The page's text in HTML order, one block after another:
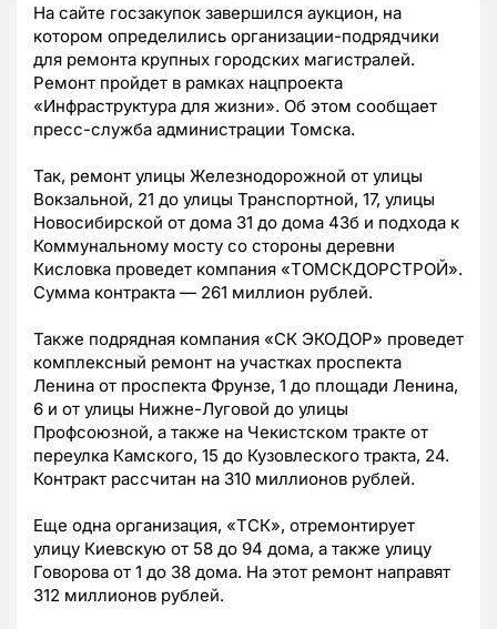
На сайте госзакупок завершился аукцион, на
котором определились организации-подрядчики
для ремонта крупных городских магистралей.
Ремонт пройдет в рамках нацпроекта
«Инфраструктура для жизни». Об этом сообщает
пресс-служба администрации Томска.
Так, ремонт улицы Железнодорожной от улицы
Вокзальной, 21 до улицы Транспортной, 17, улицы
Новосибирской от дома 31 до дома 43б и подхода к
Коммунальному мосту со стороны деревни
Кисловка проведет компания «ТОМСКДОРСТРОЙ».
Сумма контракта — 261 миллион рублей.
Также подрядная компания «СК ЭКОДОР» проведет
комплексный ремонт на участках проспекта
Ленина от проспекта Фрунзе, 1 до площади Ленина,
6 и от улицы Нижне-Луговой до улицы
Профсоюзной, а также на Чекистском тракте от
переулка Камского, 15 до Кузовлеского тракта, 24.
Контракт рассчитан на 310 миллионов рублей.
Еще одна организация, «ТСК», отремонтирует
улицу Киевскую от 58 до 94 дома, а также улицу
Говорова от 1 до 38 дома. На этот ремонт направят
312 миллионов рублей.